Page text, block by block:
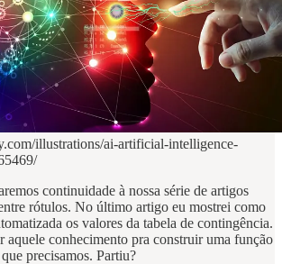
illustrations/ai-artificial-intelligence-
continuidade à nossa série de artigos
rótulos. No último artigo eu mostrei como
os valores da tabela de contingência.
aquele conhecimento pra construir uma função
precisamos. Partiu?